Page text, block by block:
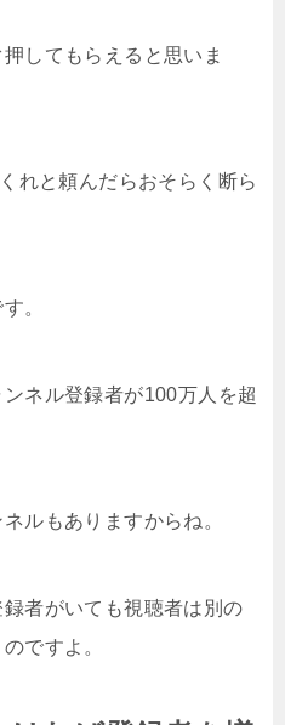
してもらえると思いま
れと頼んだらおそらく断ら
。
ネル登録者が100万人を超
ルもありますからね。
者がいても視聴者は別の
ですよ。